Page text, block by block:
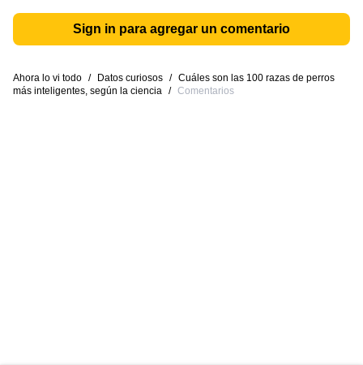
Sign in para agregar un comentario
Ahora lo vi todo / Datos curiosos / Cuáles son las 100 razas de perros
más inteligentes, según la ciencia / Comentarios